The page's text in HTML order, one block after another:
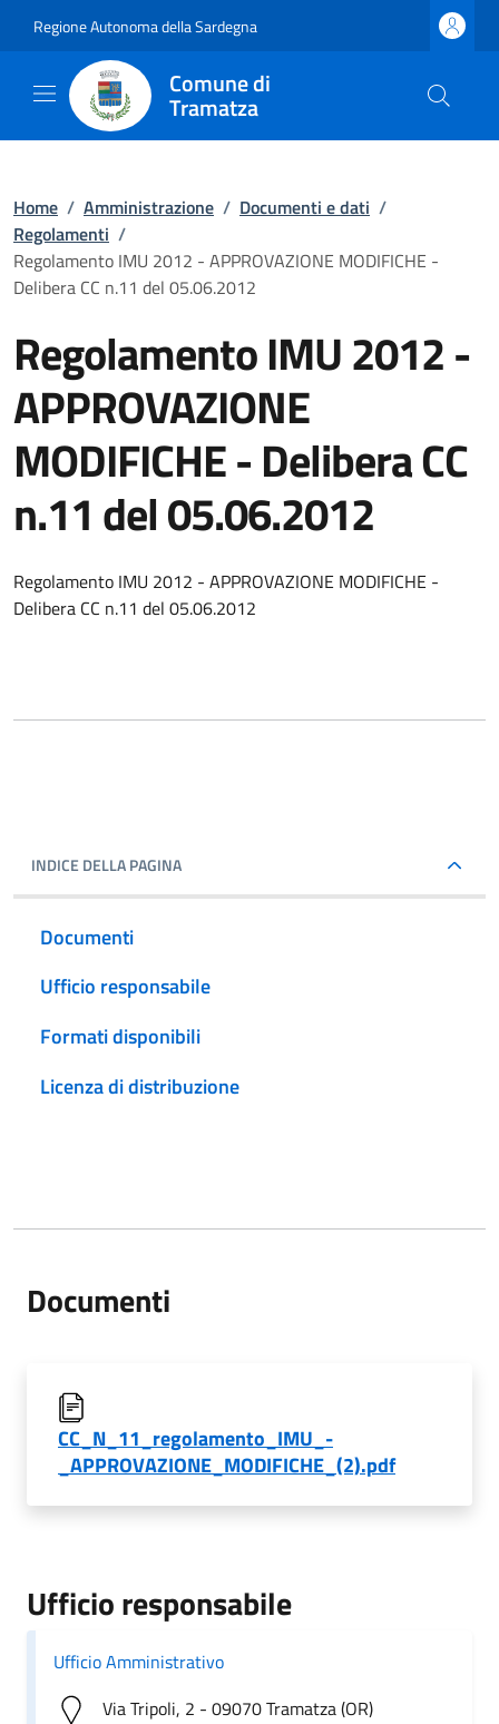
Regione Autonoma della Sardegna
Comune di
Tramatza
Home / Amministrazione / Documenti e dati /
Regolamenti /
Regolamento IMU 2012 - APPROVAZIONE MODIFICHE -
Delibera CC n.11 del 05.06.2012
Regolamento IMU 2012 -
APPROVAZIONE
MODIFICHE - Delibera CC
n.11 del 05.06.2012
Regolamento IMU 2012 - APPROVAZIONE MODIFICHE -
Delibera CC n.11 del 05.06.2012
INDICE DELLA PAGINA
Documenti
Ufficio responsabile
Formati disponibili
Licenza di distribuzione
Documenti
CC_N_11_regolamento_IMU_-
_APPROVAZIONE_MODIFICHE_(2).pdf
Ufficio responsabile
Ufficio Amministrativo
Via Tripoli, 2 - 09070 Tramatza (OR)